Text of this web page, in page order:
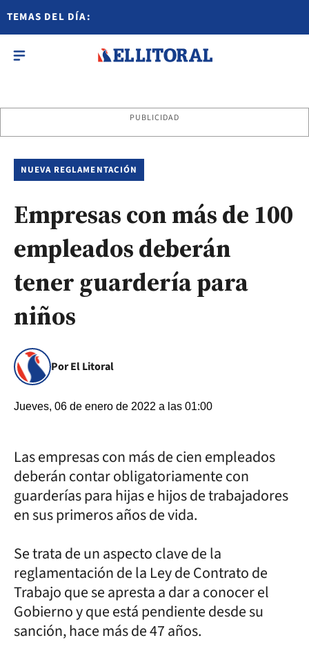
TEMAS DEL DÍA:
PUBLICIDAD
NUEVA REGLAMENTACIÓN
Empresas con más de 100
empleados deberán
tener guardería para
niños
Por El Litoral
Jueves, 06 de enero de 2022 a las 01:00
Las empresas con más de cien empleados
deberán contar obligatoriamente con
guarderías para hijas e hijos de trabajadores
en sus primeros años de vida.
Se trata de un aspecto clave de la
reglamentación de la Ley de Contrato de
Trabajo que se apresta a dar a conocer el
Gobierno y que está pendiente desde su
sanción, hace más de 47 años.